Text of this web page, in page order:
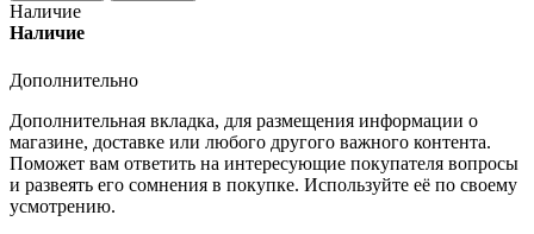
Наличие
Наличие
Дополнительно
Дополнительная вкладка, для размещения информации о
магазине, доставке или любого другого важного контента.
Поможет вам ответить на интересующие покупателя вопросы
и развеять его сомнения в покупке. Используйте её по своему
усмотрению.